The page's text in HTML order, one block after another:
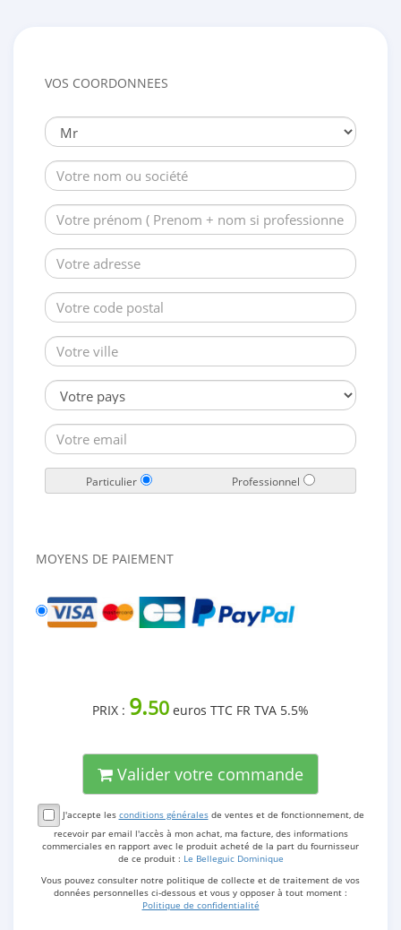
VOS COORDONNEES
Particulier Professionnel
MOYENS DE PAIEMENT
PRIX : 9.50 euros TTC FR TVA 5.5%
Valider votre commande
J'accepte les conditions généralesde ventes et de fonctionnement, de
recevoir par email l'accès à mon achat, ma facture, des informations
commerciales en rapport avec le produit acheté de la part du fournisseur
de ce produit : Le Belleguic Dominique
Vous pouvez consulter notre politique de collecte et de traitement de vos
données personnelles ci-dessous et vous y opposer à tout moment :
Politique de confidentialité